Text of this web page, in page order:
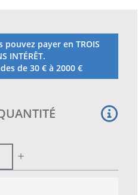
pouvez payer en TROIS
INTÉRÊT.
de 30 € à 2000 €